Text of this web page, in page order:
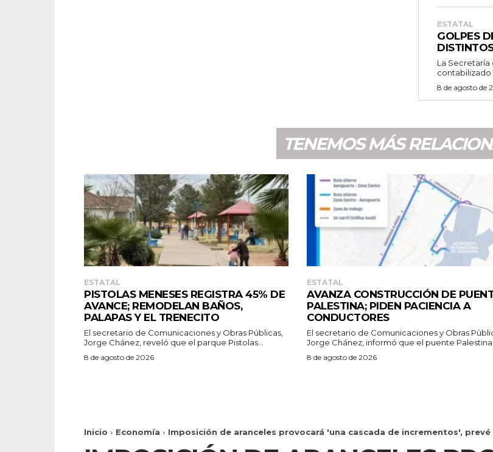
ESTATAL
GOLPES
La Secretaría
contabilizado
8 de agosto de
TENEMOS MÁS
ESTATAL
PISTOLAS MENESES REGISTRA 45% DE
AVANCE; REMODELAN BAÑOS,
PALAPAS Y EL TRENECITO
El secretario de Comunicaciones y Obras Públicas,
Jorge Chánez, reveló que el parque Pistolas...
8 de agosto de 2026
ESTATAL
AVANZA CONSTRUCCIÓN DE
PALESTINA; PIDEN PACIENCIA A
CONDUCTORES
El secretario de Comunicaciones y Obras
Jorge Chánez, informó que el puente Palestina...
8 de agosto de 2026